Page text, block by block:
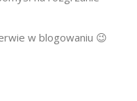
w blogowaniu 😉